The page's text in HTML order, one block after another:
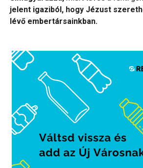
jelent igaziból, hogy Jézust
lévő embertársainkban.